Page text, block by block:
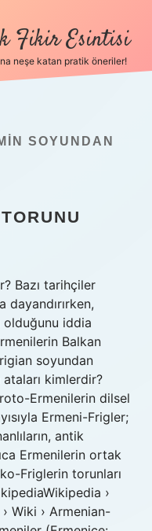
Fikir Esintisi
neşe katan pratik öneriler!
SOYUNDAN
Bazı tarihçiler
olduğunu iddia
Balkan
soyundan
kimlerdir?
Ermenilerin dilsel
Ermeni-Frigler;
antik
Ermenilerin ortak
Friglerin torunları
›
Wiki › Armenian-